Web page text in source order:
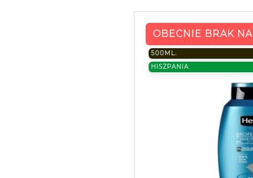
OBECNIE BRAK
500ML.
HISZPANIA